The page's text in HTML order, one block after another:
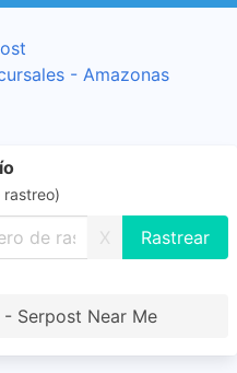
- Amazonas
rastreo)
X
Serpost Near Me